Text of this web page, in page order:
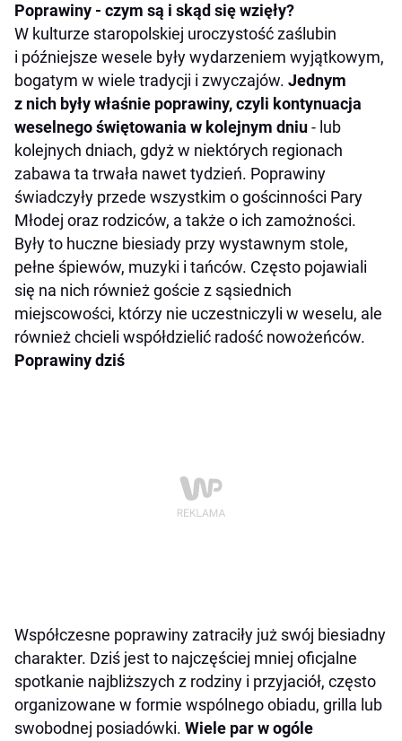
Poprawiny - czym są i skąd się wzięły?
W kulturze staropolskiej uroczystość zaślubin
i późniejsze wesele były wydarzeniem wyjątkowym,
bogatym w wiele tradycji i zwyczajów. Jednym
z nich były właśnie poprawiny, czyli kontynuacja
weselnego świętowania w kolejnym dniu- lub
kolejnych dniach, gdyż w niektórych regionach
zabawa ta trwała nawet tydzień. Poprawiny
świadczyły przede wszystkim o gościnności Pary
Młodej oraz rodziców, a także o ich zamożności.
Były to huczne biesiady przy wystawnym stole,
pełne śpiewów, muzyki i tańców. Często pojawiali
się na nich również goście z sąsiednich
miejscowości, którzy nie uczestniczyli w weselu, ale
również chcieli współdzielić radość nowożeńców.
Poprawiny dziś
Współczesne poprawiny zatraciły już swój biesiadny
charakter. Dziś jest to najczęściej mniej oficjalne
spotkanie najbliższych z rodziny i przyjaciół, często
organizowane w formie wspólnego obiadu, grilla lub
swobodnej posiadówki. Wiele par w ogóle